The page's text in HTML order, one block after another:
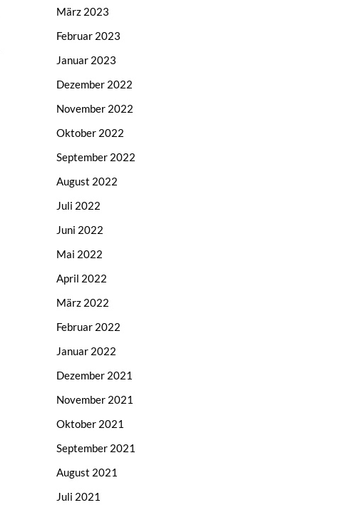
März 2023
Februar 2023
Januar 2023
Dezember 2022
November 2022
Oktober 2022
September 2022
August 2022
Juli 2022
Juni 2022
Mai 2022
April 2022
März 2022
Februar 2022
Januar 2022
Dezember 2021
November 2021
Oktober 2021
September 2021
August 2021
Juli 2021